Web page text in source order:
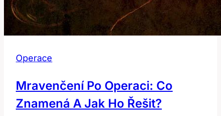
Operace
Mravenčení Po Operaci: Co
Znamená A Jak Ho Řešit?